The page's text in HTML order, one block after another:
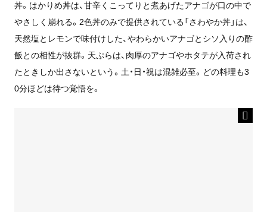
丼。はかりめ丼は、甘辛くこってりと煮あげたアナゴが口の中で
やさしく崩れる。2色丼のみで提供されている「さわやか丼」は、
天然塩とレモンで味付けした、やわらかいアナゴとシソ入りの酢
飯との相性が抜群。天ぷらは、肉厚のアナゴやホタテが入荷され
たときしか出さないという。土・日・祝は混雑必至。どの料理も3
0分ほどは待つ覚悟を。